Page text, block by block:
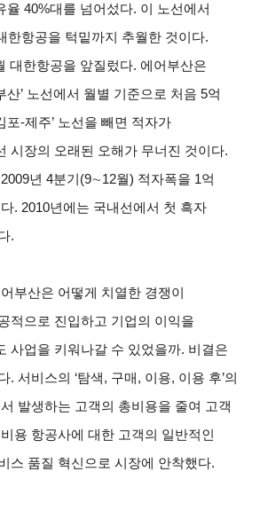
율 40%대를 넘어섰다. 이 노선에서
한항공을 턱밑까지 추월한 것이다.
대한항공을 앞질렀다. 에어부산은
산’ 노선에서 월별 기준으로 처음 5억
포-제주’ 노선을 빼면 적자가
시장의 오래된 오해가 무너진 것이다.
년 4분기(9∼12월) 적자폭을 1억
. 2010년에는 국내선에서 첫 흑자
.
부산은 어떻게 치열한 경쟁이
적으로 진입하고 기업의 이익을
사업을 키워나갈 수 있었을까. 비결은
. 서비스의 ‘탐색, 구매, 이용, 이용 후’의
발생하는 고객의 총비용을 줄여 고객
용 항공사에 대한 고객의 일반적인
스 품질 혁신으로 시장에 안착했다.